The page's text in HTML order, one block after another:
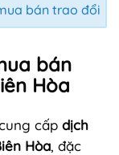
bán trao đổi
bán
Hòa
cấp dịch
Hòa, đặc